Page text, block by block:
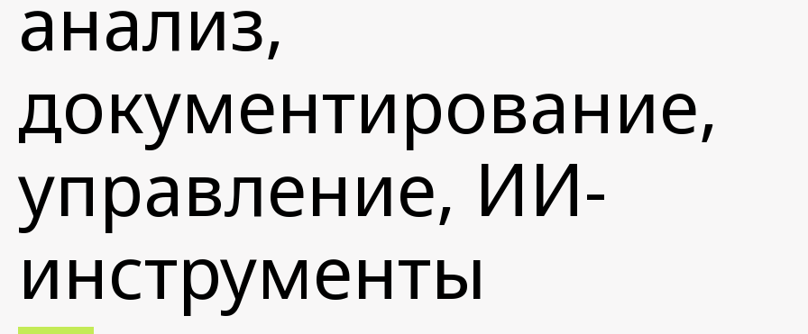
анализ,
документирование,
управление, ИИ-
инструменты